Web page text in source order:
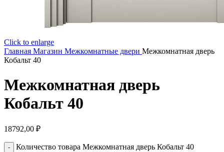
Click to enlarge
Главная Магазин Межкомнатные двери Межкомнатная дверь
Кобальт 40
Межкомнатная дверь
Кобальт 40
18792,00 ₽
Количество товара Межкомнатная дверь Кобальт 40